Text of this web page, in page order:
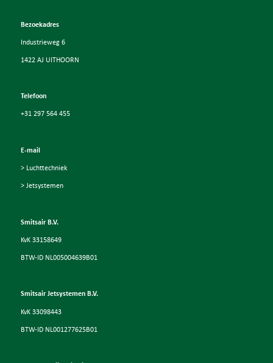
Bezoekadres
Industrieweg 6
1422 AJ UITHOORN
Telefoon
+31 297 564 455
E-mail
> Luchttechniek
> Jetsystemen
Smitsair B.V.
KvK 33158649
BTW-ID NL005004639B01
Smitsair Jetsystemen B.V.
KvK 33098443
BTW-ID NL001277625B01